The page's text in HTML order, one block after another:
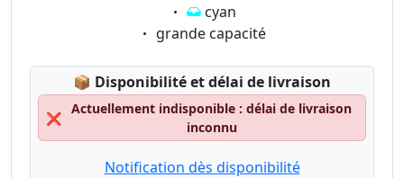
Eigenschaft:
cyan
Eigenschaft:
grande capacité
📦 Lagerstatus:
Disponibilité et délai de livraison
❌
Actuellement indisponible : délai de livraison
inconnu
Notification dès disponibilité